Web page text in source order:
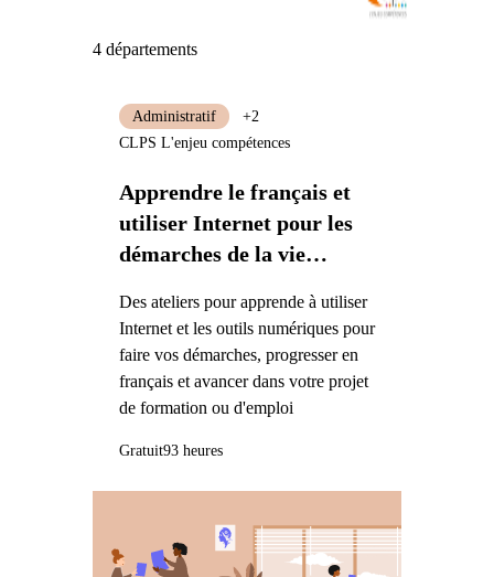
4 départements
Apprendre le français et
utiliser Internet pour les
démarches de la vie
Des ateliers pour apprende à utiliser
Internet et les outils numériques pour
faire vos démarches, progresser en
français et avancer dans votre projet
de formation ou d'emploi
Administratif
+2
CLPS L'enjeu compétences
Gratuit93 heures